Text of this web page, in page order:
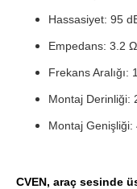
Hassasiyet: 95
Empedans: 3.2 Ω
Frekans Aralığı:
Montaj Derinliği:
Montaj Genişliği:
CVEN, araç sesinde